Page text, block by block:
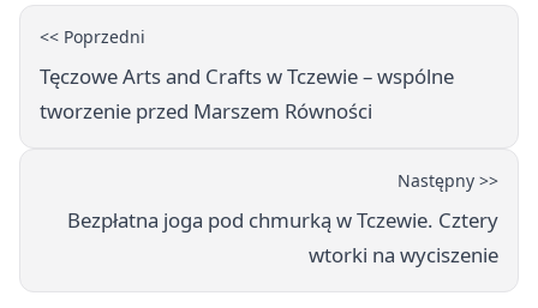
<< Poprzedni
Tęczowe Arts and Crafts w Tczewie – wspólne
tworzenie przed Marszem Równości
Następny >>
Bezpłatna joga pod chmurką w Tczewie. Cztery
wtorki na wyciszenie